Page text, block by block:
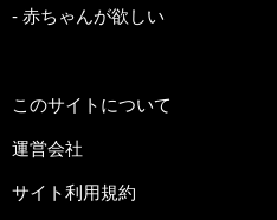
- 赤ちゃんが欲しい
このサイトについて
運営会社
サイト利用規約